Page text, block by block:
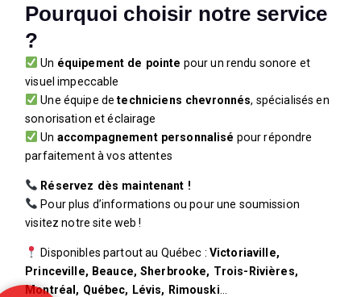
Pourquoi choisir notre service
?
Un équipement de pointe pour un rendu sonore et
visuel impeccable
Une équipe detechniciens chevronnés, spécialisés en
sonorisation et éclairage
Un accompagnement personnalisé pour répondre
parfaitement à vos attentes
Réservez dès maintenant !
Pour plus d’informations ou pour une soumission
visitez notre site web !
Disponibles partout au Québec : Victoriaville,
Princeville, Beauce, Sherbrooke, Trois-Rivières,
Montréal, Québec, Lévis, Rimouski